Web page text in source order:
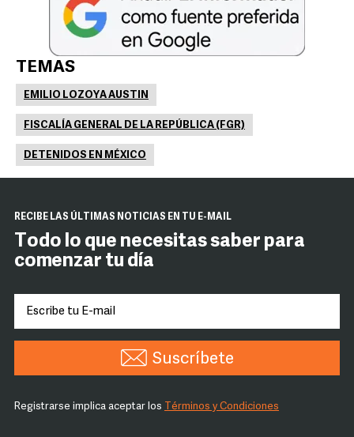
TEMAS
EMILIO LOZOYA AUSTIN
FISCALÍA GENERAL DE LA REPÚBLICA (FGR)
DETENIDOS EN MÉXICO
RECIBE LAS ÚLTIMAS NOTICIAS EN TU E-MAIL
Todo lo que necesitas saber para
comenzar tu día
Suscríbete
Registrarse implica aceptar los Términos y Condiciones